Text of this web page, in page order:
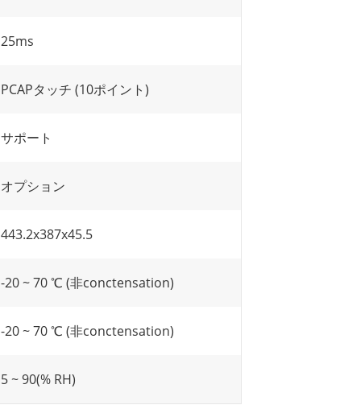
25ms
PCAPタッチ (10ポイント)
サポート
オプション
443.2x387x45.5
-20 ~ 70 ℃ (非conctensation)
-20 ~ 70 ℃ (非conctensation)
5 ~ 90(% RH)